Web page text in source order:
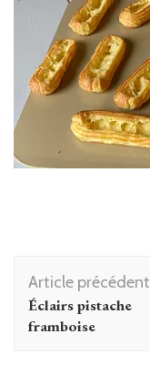
Navigation
d'article
Article précédent
Éclairs pistache
framboise